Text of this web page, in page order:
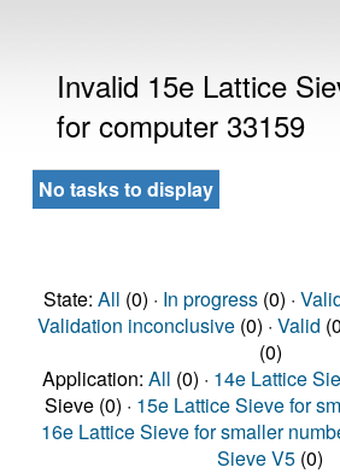
Invalid 15e Lattice
for computer 33159
No tasks to display
State: All (0) · In progress(0) ·
Validation inconclusive(0) · Valid
(0)
Application: All (0) · 14e Lattice
Sieve (0) · 15e Lattice Sieve for
16e Lattice Sieve for smaller
Sieve V5 (0)